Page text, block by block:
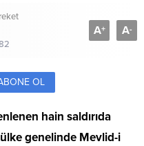
A+ A-
OL
hain saldırıda
genelinde Mevlid-i